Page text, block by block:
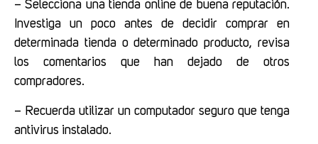
– Selecciona una tienda online de buena reputación.
Investiga un poco antes de decidir comprar en
determinada tienda o determinado producto, revisa
los comentarios que han dejado de otros
compradores.
– Recuerda utilizar un computador seguro que tenga
antivirus instalado.